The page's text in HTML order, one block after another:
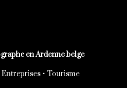
en Ardenne belge
• Tourisme